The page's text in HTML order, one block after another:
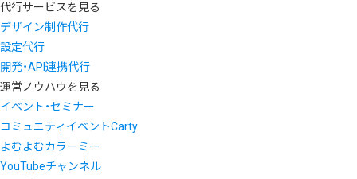
代行サービスを見る
デザイン制作代行
設定代行
開発・API連携代行
運営ノウハウを見る
イベント・セミナー
コミュニティイベントCarty
よむよむカラーミー
YouTubeチャンネル